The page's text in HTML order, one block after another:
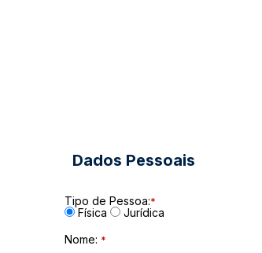
Dados Pessoais
Tipo de Pessoa:*
Física Jurídica
Nome: *